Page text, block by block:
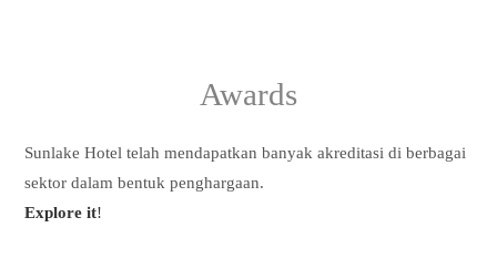
Awards
Sunlake Hotel telah mendapatkan banyak akreditasi di berbagai
sektor dalam bentuk penghargaan.
Explore it!